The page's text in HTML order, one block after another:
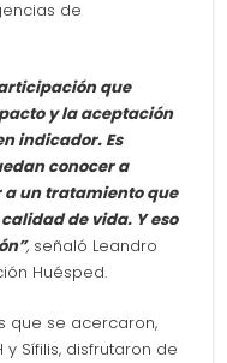
de
que
y la aceptación
indicador. Es
conocer a
a un tratamiento que
de vida. Y eso
, señaló Leandro
Huésped.
que se acercaron,
Sífilis, disfrutaron de